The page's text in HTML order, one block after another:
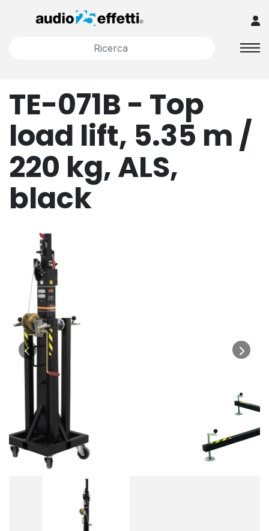
TE-071B - Top
load lift, 5.35 m /
220 kg, ALS,
black